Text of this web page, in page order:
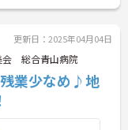
更新日：2025年04月04日
会 総合青山病院
業少なめ♪地